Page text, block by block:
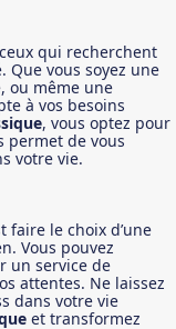
qui recherchent
Que vous soyez une
ou même une
à vos besoins
, vous optez pour
permet de vous
votre vie.
faire le choix d’une
Vous pouvez
un service de
attentes. Ne laissez
dans votre vie
et transformez